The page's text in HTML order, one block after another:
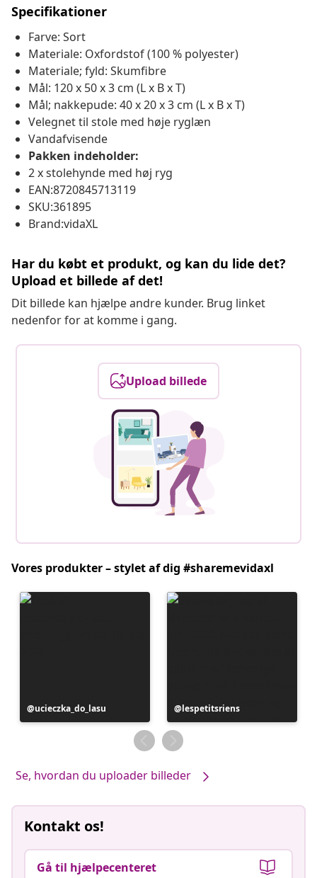
Specifikationer
Farve: Sort
Materiale: Oxfordstof (100 % polyester)
Materiale; fyld: Skumfibre
Mål: 120 x 50 x 3 cm (L x B x T)
Mål; nakkepude: 40 x 20 x 3 cm (L x B x T)
Velegnet til stole med høje ryglæn
Vandafvisende
Pakken indeholder:
2 x stolehynde med høj ryg
EAN:8720845713119
SKU:361895
Brand:vidaXL
Har du købt et produkt, og kan du lide det?
Upload et billede af det!
Dit billede kan hjælpe andre kunder. Brug linket
nedenfor for at komme i gang.
Upload billede
Vores produkter – stylet af dig #sharemevidaxl
Opslag
offentliggjort
ucieczka_do_lasu
Opslag
offentliggjort
af
lespetitsriens
Se, hvordan du uploader billeder
Kontakt os!
Gå til hjælpecenteret